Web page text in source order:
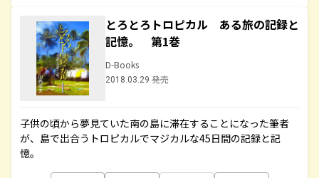
とろとろトロピカル ある旅の記録と
記憶。 第1巻
D-Books
2018.03.29 発売
子供の頃から夢見ていた南の島に滞在することになった筆者
が、島で出合うトロピカルでマジカルな45日間の記録と記
憶。